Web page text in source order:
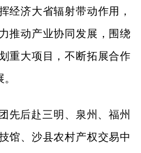
经济大省辐射带动作用，
推动产业协同发展，围绕
重大项目，不断拓展合作
先后赴三明、泉州、福州
馆、沙县农村产权交易中